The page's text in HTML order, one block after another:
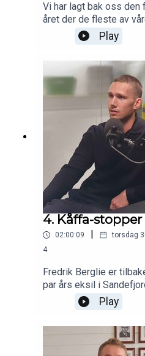
Vi har lagt bak oss
året der de fleste av
samtidig, og vi går
treningskamper og
seg i lokalfotballen
Haakon Thon, Reidar
Play
4. Kåffa-
02:00:09 torsdag
4
Fredrik Berglie er
par års eksil i
minutter med den
snakker mye om VAR,
Halsen) og avsluttet
om det som har skjedd
Haakon Thon, Pål
Play